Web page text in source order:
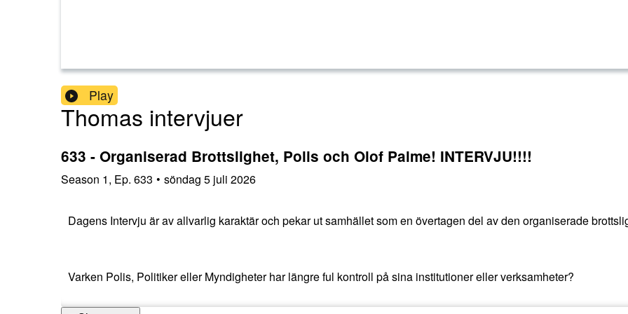
Play
Thomas intervjuer
633 - Organiserad Brottslighet, Polis och Olof Palme! INTERVJU!!!!
Season 1, Ep. 633 • söndag 5 juli 2026
Dagens Intervju är av allvarlig karaktär och pekar ut samhället som en övertagen del av den organiserade
Varken Polis, Politiker eller Myndigheter har längre ful kontroll på sina institutioner eller verksamheter?